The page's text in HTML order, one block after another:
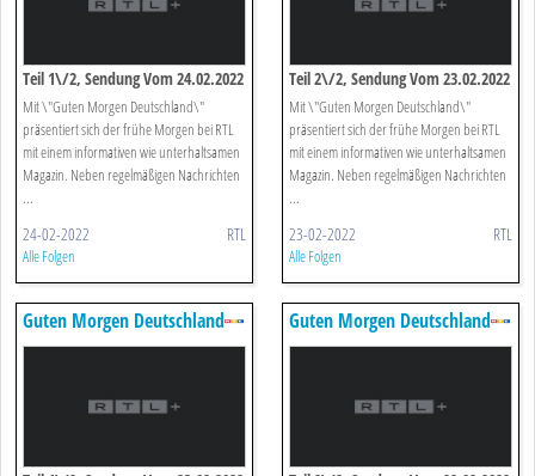
Teil 1\/2, Sendung Vom 24.02.2022
Mit \"Guten Morgen Deutschland\"
präsentiert sich der frühe Morgen bei RTL
mit einem informativen wie unterhaltsamen
Magazin. Neben regelmäßigen Nachrichten
...
24-02-2022 RTL
Alle Folgen
Teil 2\/2, Sendung Vom 23.02.2022
Mit \"Guten Morgen Deutschland\"
präsentiert sich der frühe Morgen bei RTL
mit einem informativen wie unterhaltsamen
Magazin. Neben regelmäßigen Nachrichten
...
23-02-2022 RTL
Alle Folgen
Guten Morgen Deutschland Guten Morgen Deutschland